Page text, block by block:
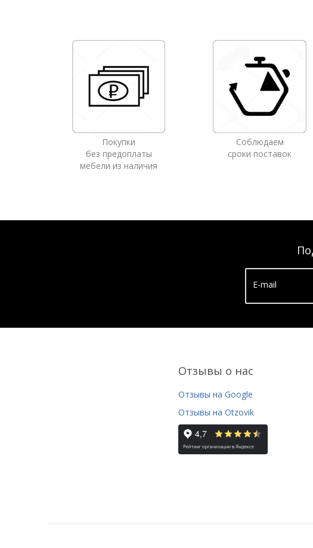
Покупки
без предоплаты
мебели из наличия
Соблюдаем
сроки поставок
E-mail
Отзывы о нас
Отзывы на Google
Отзывы на Otzovik